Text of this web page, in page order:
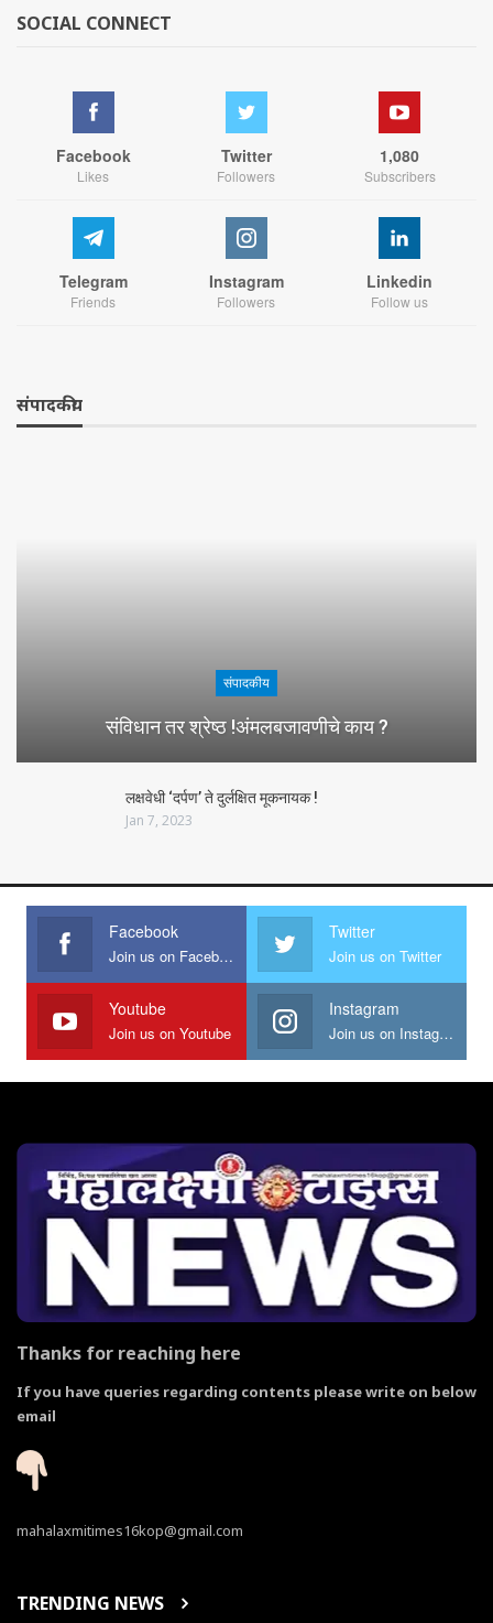
SOCIAL CONNECT
Facebook
Likes
Twitter
Followers
1,080
Subscribers
Telegram
Friends
Instagram
Followers
Linkedin
Follow us
संपादकीय
संपादकीय
संविधान तर श्रेष्ठ !अंमलबजावणीचे काय ?
लक्षवेधी ‘दर्पण’ ते दुर्लक्षित मूकनायक !
Jan 7, 2023
Facebook
Join us on Facebook
Twitter
Join us on Twitter
Youtube
Join us on Youtube
Instagram
Join us on Instagram
Thanks for reaching here
If you have queries regarding contents please write on below
email
mahalaxmitimes16kop@gmail.com
TRENDING NEWS